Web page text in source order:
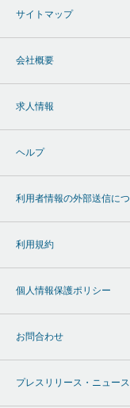
サイトマップ
会社概要
求人情報
ヘルプ
利用者情報の外部送信に
利用規約
個人情報保護ポリシー
お問合わせ
プレスリリース・ニュー